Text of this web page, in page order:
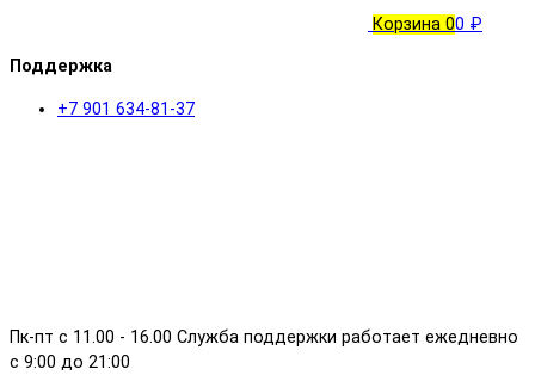
Корзина 00 ₽
Поддержка
+7 901 634-81-37
Пк-пт с 11.00 - 16.00 Служба поддержки работает ежедневно
с 9:00 до 21:00